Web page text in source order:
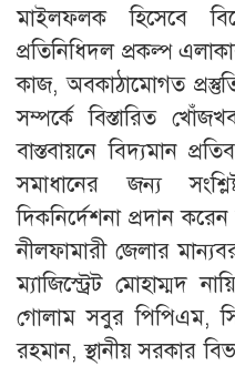
মাইলফলক হিসেবে
প্রতিনিধিদল প্রকল্প
কাজ, অবকাঠামোগত
সম্পর্কে বিস্তারিত
বাস্তবায়নে বিদ্যমান
সমাধানের জন্য
দিকনির্দেশনা প্রদান
নীলফামারী জেলার
ম্যাজিস্ট্রেট মোহাম্মদ
গোলাম সবুর পিপিএম,
রহমান, স্থানীয় সরকার